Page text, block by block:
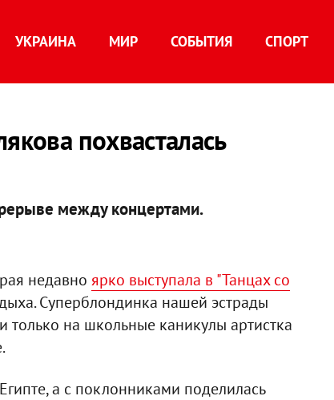
УКРАИНА МИР СОБЫТИЯ СПОРТ
похвасталась
между концертами.
недавно ярко выступала в "Танцах со
Суперблондинка нашей эстрады
только на школьные каникулы артистка
а с поклонниками поделилась